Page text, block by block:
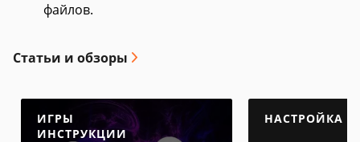
файлов.
Статьи и обзоры
ИГРЫ
ИНСТРУКЦИИ
НАСТРОЙКА